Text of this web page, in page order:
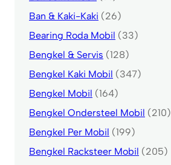
Ban & Kaki-Kaki (26)
Bearing Roda Mobil (33)
Bengkel & Servis (128)
Bengkel Kaki Mobil (347)
Bengkel Mobil (164)
Bengkel Ondersteel Mobil (210)
Bengkel Per Mobil (199)
Bengkel Racksteer Mobil (205)